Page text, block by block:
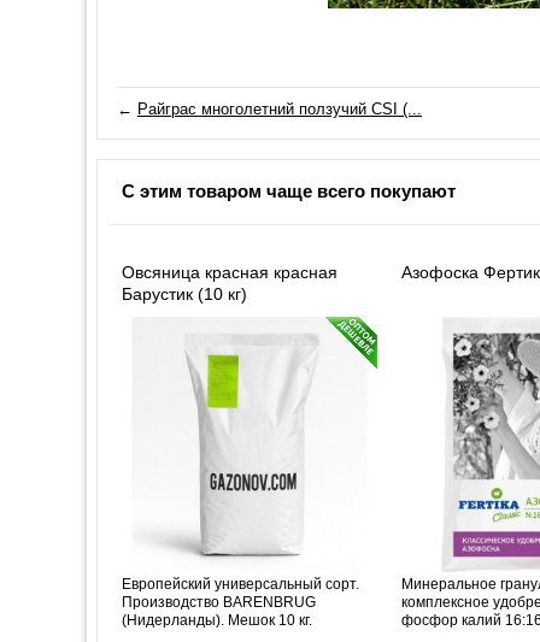
← Райграс многолетний ползучий CSI (...
С этим товаром чаще всего покупают
Овсяница красная красная
Барустик (10 кг)
Европейский универсальный сорт.
Производство BARENBRUG
(Нидерланды). Мешок 10 кг.
Азофоска
Минеральное
комплексное
фосфор калий